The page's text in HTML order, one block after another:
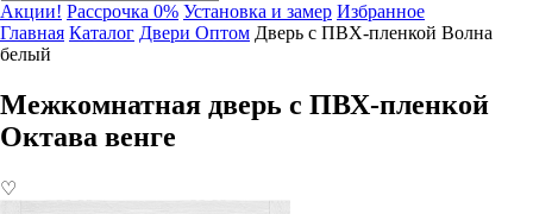
Акции! Рассрочка 0% Установка и замер Избранное
Главная Каталог Двери Оптом Дверь с ПВХ-пленкой Волна
белый
Межкомнатная дверь с ПВХ-пленкой
Октава венге
♡